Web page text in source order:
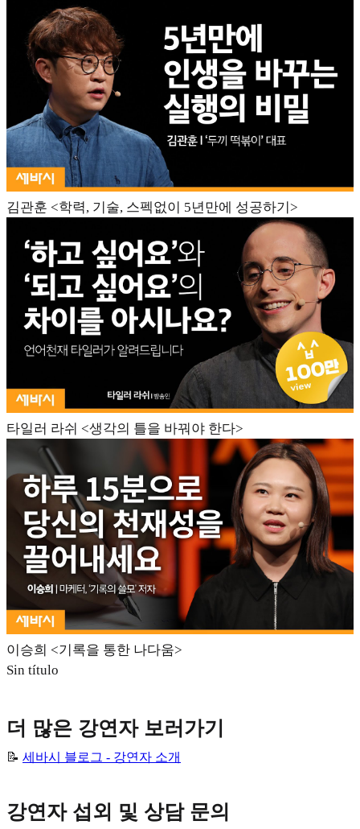
김관훈 <학력, 기술, 스펙없이 5년만에 성공하기>
타일러 라쉬 <생각의 틀을 바꿔야 한다>
이승희 <기록을 통한 나다움>
Sin título
더 많은 강연자 보러가기
📝 세바시 블로그 - 강연자 소개
강연자 섭외 및 상담 문의